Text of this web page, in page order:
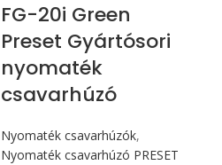
FG-20i Green
Preset Gyártósori
nyomaték
csavarhúzó
Nyomaték csavarhúzók,
Nyomaték csavarhúzó PRESET